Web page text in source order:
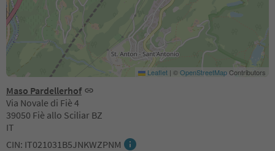
Maso Pardellerhof
Via Novale di Fiè 4
39050 Fiè allo Sciliar BZ
IT
CIN: IT021031B5JNKWZPNM
Leaflet | ©OpenStreetMapContributors